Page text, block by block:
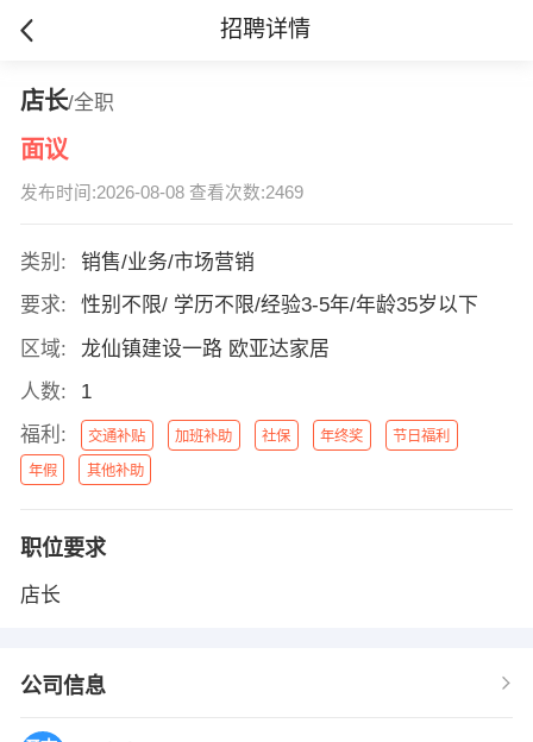
招聘详情
店长/全职
面议
发布时间:2026-08-08 查看次数:2469
类别:
销售/业务/市场营销
要求:
性别不限/ 学历不限/经验3-5年/年龄35岁以下
区域:
龙仙镇建设一路 欧亚达家居
人数:
1
福利:
交通补贴 加班补助 社保 年终奖 节日福利
年假 其他补助
职位要求
店长
公司信息